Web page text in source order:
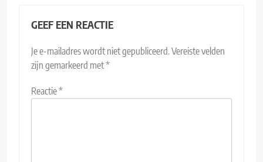
GEEF EEN REACTIE
Je e-mailadres wordt niet gepubliceerd.Vereiste velden
zijn gemarkeerd met*
Reactie*